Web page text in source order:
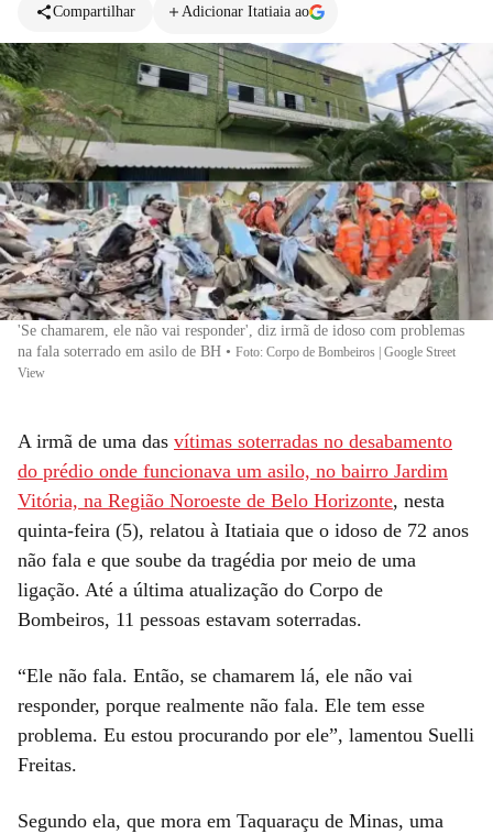
Compartilhar
Adicionar Itatiaia ao
'Se chamarem, ele não vai responder', diz irmã de idoso com problemas
na fala soterrado em asilo de BH • Foto: Corpo de Bombeiros | Google Street
View
A irmã de uma das vítimas soterradas no desabamento
do prédio onde funcionava um asilo, no bairro Jardim
Vitória, na Região Noroeste de Belo Horizonte, nesta
quinta-feira (5), relatou à Itatiaia que o idoso de 72 anos
não fala e que soube da tragédia por meio de uma
ligação. Até a última atualização do Corpo de
Bombeiros, 11 pessoas estavam soterradas.
“Ele não fala. Então, se chamarem lá, ele não vai
responder, porque realmente não fala. Ele tem esse
problema. Eu estou procurando por ele”, lamentou Suelli
Freitas.
Segundo ela, que mora em Taquaraçu de Minas, uma